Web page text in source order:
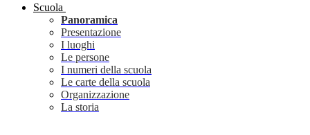
Scuola
Panoramica
Presentazione
I luoghi
Le persone
I numeri della scuola
Le carte della scuola
Organizzazione
La storia